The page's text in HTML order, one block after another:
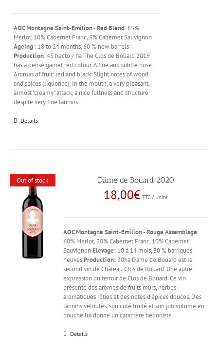
AOC Montagne Saint-Emilion - RedBlend: 85%
Merlot, 10% Cabernet Franc, 5% Cabernet Sauvignon
Ageing : 18 to 24 months, 60 % new barrels
Production: 45 hecto / ha The Clos de Boüard 2019
has a dense garnet red colour. A fine and subtle nose.
Aromas of fruit: red and black. Slight notes of wood
and spices (liquorice). In the mouth, a very pleasant,
almost "creamy" attack, a nice fullness and structure
despite very fine tannins.
Details
Out of stock Dâme de Boüard 2020
18,00€ TTC / Unité
AOC Montagne Saint-Emilion - Rouge Assemblage :
60% Merlot, 30% Cabernet Franc, 10% Cabernet
SauvignonElevage: 10 à 14 mois, 30 % barriques
neuvesProduction: 30ha Dame de Boüard est le
second vin de Château Clos de Boüard. Une autre
expression du terroir de Clos de Bouard. Ce vin
présente des arômes de fruits mûrs, herbes
aromatiques rôties et des notes d’épices douces. Des
tannins veloutés, son coté fruité et son joli volume en
bouche lui donne un caractère hédoniste
Details